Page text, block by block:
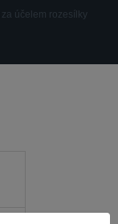
za účelem rozesílky